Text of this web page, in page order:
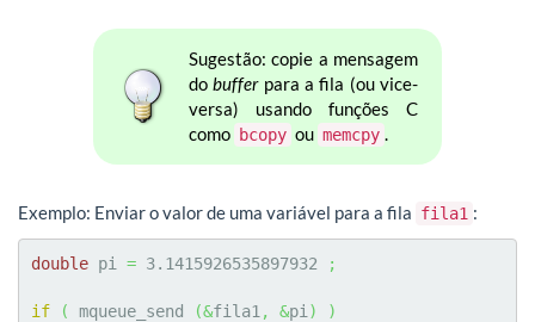
Sugestão: copie a mensagem
dobufferpara a fila (ou vice-
versa) usando funções C
como bcopy ou memcpy .
Exemplo: Enviar o valor de uma variável para a fila fila1 :
double pi = 3.1415926535897932 ;
if ( mqueue_send (&fila1 , &pi )
)